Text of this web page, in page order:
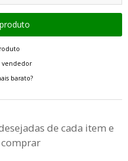
vendedor
barato?
de cada item e